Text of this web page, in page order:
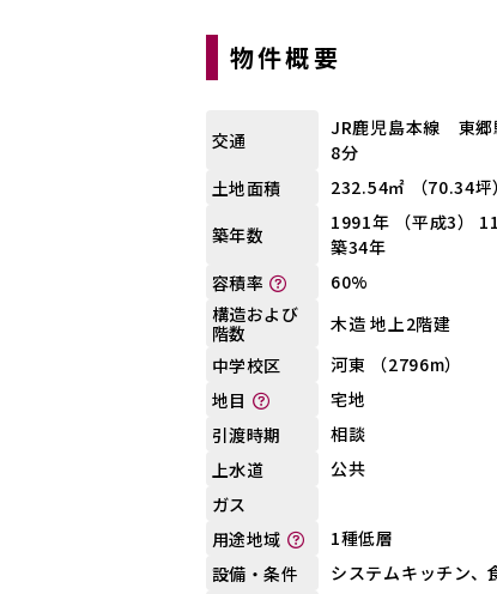
物件概要
交通
JR鹿児島本線 東
8分
土地面積
232.54㎡ （70.34坪
築年数
1991年 （平成3）
築34年
容積率
60%
構造および
階数
木造 地上2階建
中学校区
河東 （2796m）
地目
宅地
引渡時期
相談
上水道
公共
ガス
用途地域
1種低層
設備・条件
システムキッチン、